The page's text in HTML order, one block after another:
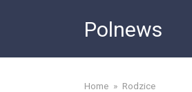
Polnews
Home » Rodzice